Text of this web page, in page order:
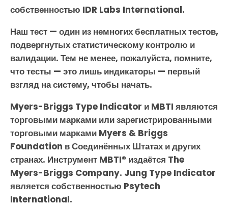
собственностью IDR Labs International.
Наш тест — один из немногих бесплатных тестов,
подвергнутых статистическому контролю и
валидации. Тем не менее, пожалуйста, помните,
что тесты — это лишь индикаторы — первый
взгляд на систему, чтобы начать.
Myers-Briggs Type Indicator и MBTI являются
торговыми марками или зарегистрированными
торговыми марками Myers & Briggs
Foundation в Соединённых Штатах и других
странах. Инструмент MBTI® издаётся The
Myers-Briggs Company. Jung Type Indicator
является собственностью Psytech
International.